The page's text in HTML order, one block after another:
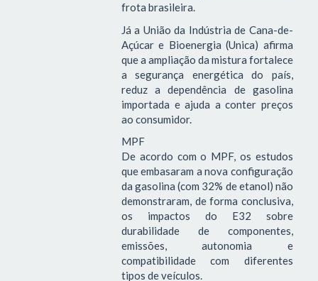
frota brasileira.
Já a União da Indústria de Cana-de-
Açúcar e Bioenergia (Unica) afirma
que a ampliação da mistura fortalece
a segurança energética do país,
reduz a dependência de gasolina
importada e ajuda a conter preços
ao consumidor.
MPF
De acordo com o MPF, os estudos
que embasaram a nova configuração
da gasolina (com 32% de etanol) não
demonstraram, de forma conclusiva,
os impactos do E32 sobre
durabilidade de componentes,
emissões, autonomia e
compatibilidade com diferentes
tipos de veículos.